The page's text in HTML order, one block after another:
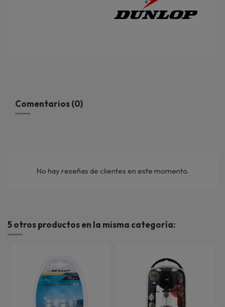
Comentarios (0)
No hay reseñas de clientes en este momento.
5 otros productos en la misma categoría: